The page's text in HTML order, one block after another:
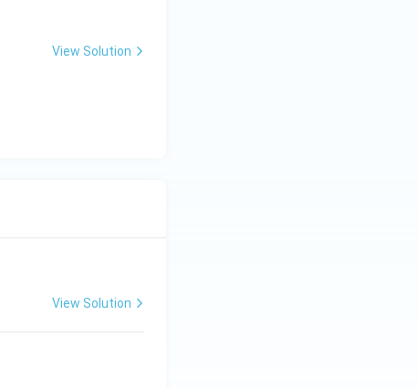
View Solution
View Solution